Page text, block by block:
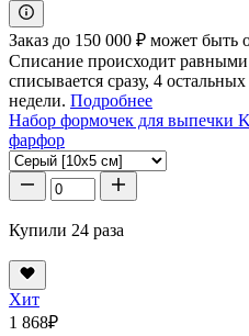
Заказ до 150 000 ₽ может быть
Списание происходит
списывается сразу, 4
недели. Подробнее
Набор формочек для выпечки
фарфор
Купили 24 раза
Хит
1 868₽